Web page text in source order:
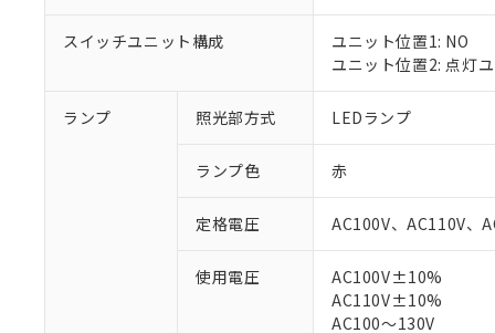
スイッチユニット構成
ユニット位置1: NO
ユニット位置2: 点灯
ランプ 照光部方式 LEDランプ
ランプ色 赤
定格電圧 AC100V、AC110V、
使用電圧
AC100V±10%
AC110V±10%
AC100～130V
ご利用条件
※1 対応状況
対応済み：EU
対応予定：EU
対応予定なし：
調査・確認中：
非該当品：ライセ
仕入先様の事情に
※1 中国